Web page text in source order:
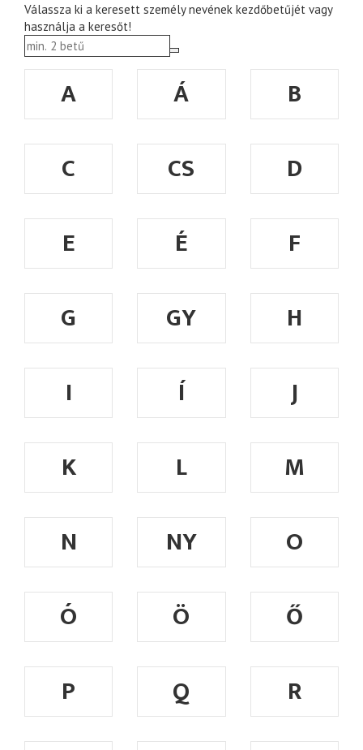
Válassza ki a keresett személy nevének kezdőbetűjét vagy
használja a keresőt!
A Á
B
C
CS
D
E
É
F
G
GY
H
I
Í
J
K
L
M
N
NY
O
Ó
Ö
Ő
P
Q
R